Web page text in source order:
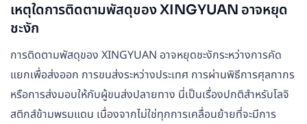
เหตุใดการติดตามพัสดุของ XINGYUAN อาจหยุด
ชะงัก
การติดตามพัสดุของ XINGYUAN อาจหยุดชะงักระหว่างการคัด
แยกเพื่อส่งออก การขนส่งระหว่างประเทศ การผ่านพิธีการศุลกากร
หรือการส่งมอบให้กับผู้ขนส่งปลายทาง นี่เป็นเรื่องปกติสำหรับโลจิ
สติกส์ข้ามพรมแดน เนื่องจากไม่ใช่ทุกการเคลื่อนย้ายที่จะมีการ